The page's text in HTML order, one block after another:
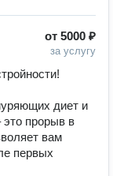
от 5000 ₽
за услугу
диет и
это прорыв в
вам
первых